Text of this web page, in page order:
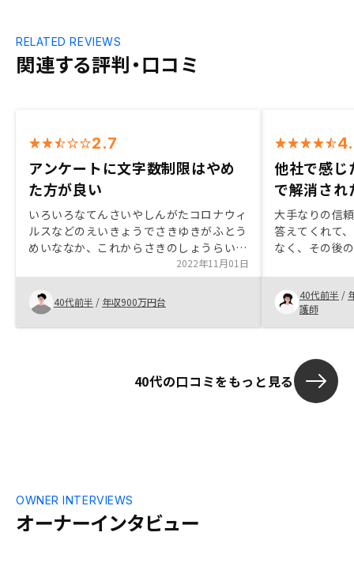
関連する評判・口コミ
RELATED REVIEWS
2.7
アンケートに文字数制限はやめ
た方が良い
いろいろなてんさいやしんがたコロナウィ
ルスなどのえいきょうでさきゆきがふとう
めいななか、これからさきのしょうらいの
こどもやろうごのせいかつをかんがえて、
すこしでもせいかつの足しになればとおも
い、かぶしきとうしとふどうさんとうしを
検討しているときに、ふとアマゾンポイン
ト5万分の 広告が目に入りれんらくをし
きました。 が、きっかけとなったアマゾ
2022年11月01日
40代前半 / 年収900万円台
他社で感じ
で解消され
大手なりの信
答えてくれて
なく、その後
藤さんが、物
れた感じがし
万は大きい！
40代前半 /
護師
40代の口コミをもっと見る
オーナーインタビュー
OWNER INTERVIEWS